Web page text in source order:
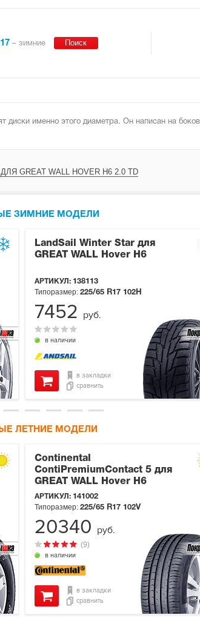
– зимние
диски именно этого диаметра. Он написан на
GREAT WALL HOVER H6 2.0 TD
ЗИМНИЕ МОДЕЛИ
LandSail Winter Star для
GREAT WALL Hover H6
АРТИКУЛ: 138113
в наличии
Типоразмер: 225/65 R17 102H
в закладки
сравнить
7452 руб.
ЛЕТНИЕ МОДЕЛИ
Continental
ContiPremiumContact 5 для
GREAT WALL Hover H6
АРТИКУЛ: 141002
в наличии
(9)
Типоразмер: 225/65 R17 102V
в закладки
сравнить
20340 руб.